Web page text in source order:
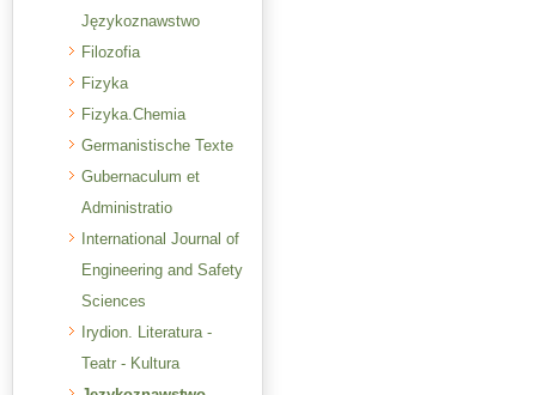
Językoznawstwo
Filozofia
Fizyka
Fizyka.Chemia
Germanistische Texte
Gubernaculum et
Administratio
International Journal of
Engineering and Safety
Sciences
Irydion. Literatura -
Teatr - Kultura